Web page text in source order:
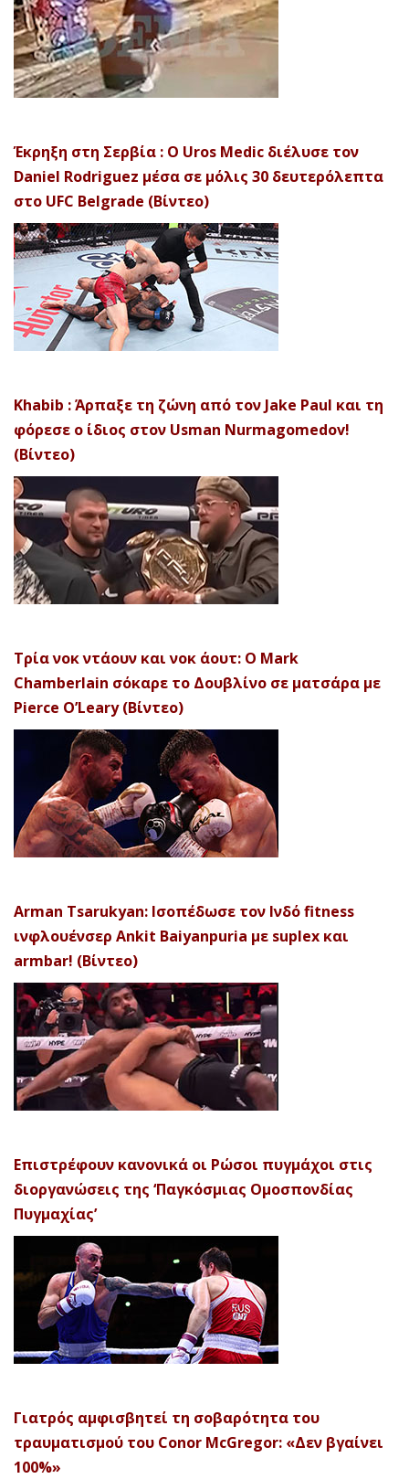
Έκρηξη στη Σερβία : Ο Uros Medic διέλυσε τον
Daniel Rodriguez μέσα σε μόλις 30 δευτερόλεπτα
στο UFC Belgrade (Βίντεο)
Khabib : Άρπαξε τη ζώνη από τον Jake Paul και τη
φόρεσε ο ίδιος στον Usman Nurmagomedov!
(Βίντεο)
Τρία νοκ ντάουν και νοκ άουτ: Ο Mark
Chamberlain σόκαρε το Δουβλίνο σε ματσάρα με
Pierce O’Leary (Βίντεο)
Arman Tsarukyan: Ισοπέδωσε τον Ινδό fitness
ινφλουένσερ Ankit Baiyanpuria με suplex και
armbar! (Βίντεο)
Επιστρέφουν κανονικά οι Ρώσοι πυγμάχοι στις
διοργανώσεις της ‘Παγκόσμιας Ομοσπονδίας
Πυγμαχίας’
Γιατρός αμφισβητεί τη σοβαρότητα του
τραυματισμού του Conor McGregor: «Δεν βγαίνει
100%»